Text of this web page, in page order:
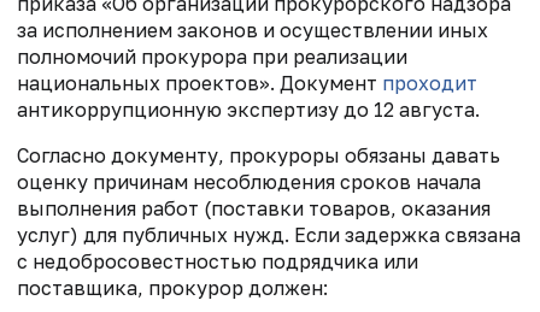
за исполнением законов и осуществлении иных
полномочий прокурора при реализации
национальных проектов». Документ проходит
антикоррупционную экспертизу до 12 августа.
Согласно документу, прокуроры обязаны давать
оценку причинам несоблюдения сроков начала
выполнения работ (поставки товаров, оказания
услуг) для публичных нужд. Если задержка связана
с недобросовестностью подрядчика или
поставщика, прокурор должен: